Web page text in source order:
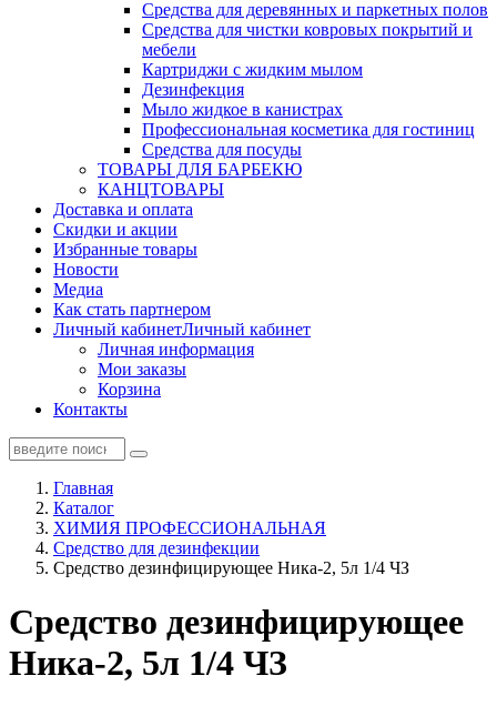
Средства для деревянных и паркетных полов
Средства для чистки ковровых покрытий и
мебели
Картриджи с жидким мылом
Дезинфекция
Мыло жидкое в канистрах
Профессиональная косметика для гостиниц
Средства для посуды
ТОВАРЫ ДЛЯ БАРБЕКЮ
КАНЦТОВАРЫ
Доставка и оплата
Скидки и акции
Избранные товары
Новости
Медиа
Как стать партнером
Личный кабинетЛичный кабинет
Личная информация
Мои заказы
Корзина
Контакты
Главная
Каталог
ХИМИЯ ПРОФЕССИОНАЛЬНАЯ
Средство для дезинфекции
Средство дезинфицирующее Ника-2, 5л 1/4 ЧЗ
Средство дезинфицирующее
Ника-2, 5л 1/4 ЧЗ